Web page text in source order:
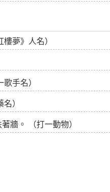
夢》人名）
手名）
）
牆。 （打一動物）